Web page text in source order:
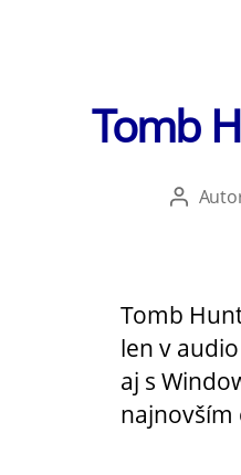
Tomb
Autor
Tomb
len v
aj s
najnovším